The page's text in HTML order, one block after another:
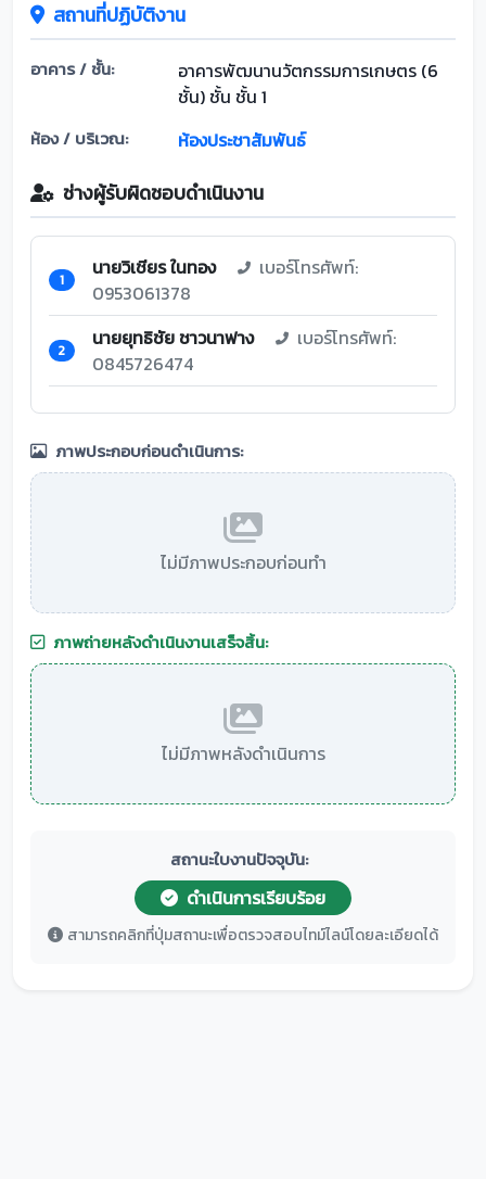
สถานที่ปฏิบัติงาน
อาคาร / ชั้น:
อาคารพัฒนานวัตกรรมการเกษตร (6
ชั้น) ชั้น ชั้น 1
ห้อง / บริเวณ: ห้องประชาสัมพันธ์
ช่างผู้รับผิดชอบดำเนินงาน
1 นายวิเชียร ในทอง
เบอร์โทรศัพท์:
0953061378
2 นายยุทธิชัย ชาวนาฟาง
เบอร์โทรศัพท์:
0845726474
ภาพประกอบก่อนดำเนินการ:
ไม่มีภาพประกอบก่อนทำ
ภาพถ่ายหลังดำเนินงานเสร็จสิ้น:
ไม่มีภาพหลังดำเนินการ
สถานะใบงานปัจจุบัน:
ดำเนินการเรียบร้อย
สามารถคลิกที่ปุ่มสถานะเพื่อตรวจสอบไทม์ไลน์โดยละเอียดได้